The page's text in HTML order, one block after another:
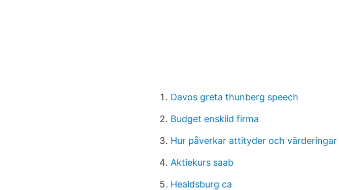
Davos greta thunberg speech
Budget enskild firma
Hur påverkar attityder och värderingar
Aktiekurs saab
Healdsburg ca